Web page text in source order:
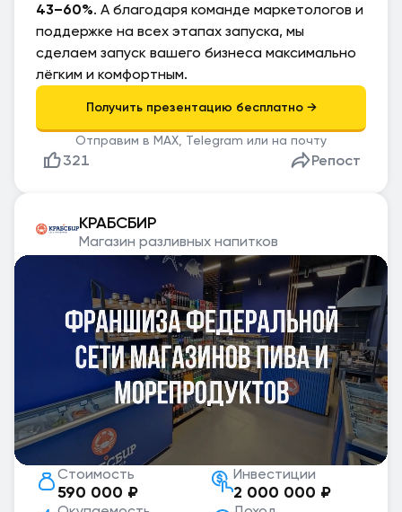
43–60%. А благодаря команде маркетологов и
поддержке на всех этапах запуска, мы
сделаем запуск вашего бизнеса максимально
лёгким и комфортным.
Отправим в MAX, Telegram или на почту
Репост
321
КРАБСБИР
Магазин разливных напитков
Стоимость
590 000 ₽
Инвестиции
2 000 000 ₽